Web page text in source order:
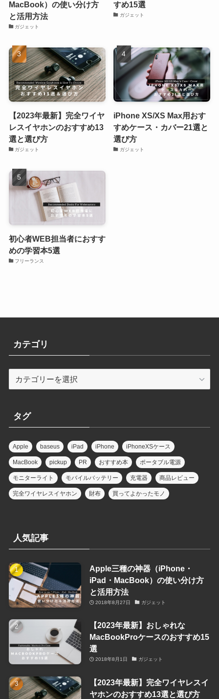
MacBook）の使い分け方
と活用方法
ガジェット
すめ15選
ガジェット
【2023年最新】完全ワイヤ
レスイヤホンのおすすめ13
選と選び方
ガジェット
iPhone XS/XS Max用おす
すめケース・カバー21選と
選び方
ガジェット
初心者WEB担当者におすす
めの学習本5選
フリーランス
カテゴリ
テ
タグ
Apple baseus iPad iPhone iPhoneXSケース
MacBook pickup PR おすすめ本 ポータブル電源
モニターライト モバイルバッテリー 充電器 商品レビュー
完全ワイヤレスイヤホン 財布 買ってよかったモノ
人気記事
Apple三種の神器（iPhone・
iPad・MacBook）の使い分け方
と活用方法
2018年8月27日 ガジェット
【2023年最新】おしゃれな
MacBookProケースのおすすめ15
選
2018年8月1日 ガジェット
【2023年最新】完全ワイヤレスイ
ヤホンのおすすめ13選と選び方